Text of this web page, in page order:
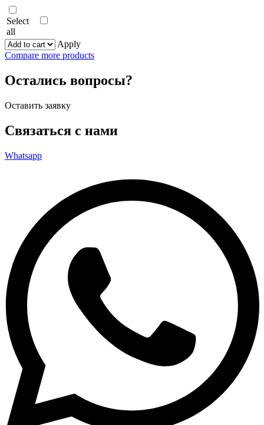
Select
all
Apply
Compare more products
Остались вопросы?
Оставить заявку
Связаться с нами
Whatsapp